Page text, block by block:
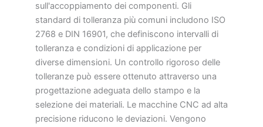
sull'accoppiamento dei componenti. Gli
standard di tolleranza più comuni includono ISO
2768 e DIN 16901, che definiscono intervalli di
tolleranza e condizioni di applicazione per
diverse dimensioni. Un controllo rigoroso delle
tolleranze può essere ottenuto attraverso una
progettazione adeguata dello stampo e la
selezione dei materiali. Le macchine CNC ad alta
precisione riducono le deviazioni. Vengono